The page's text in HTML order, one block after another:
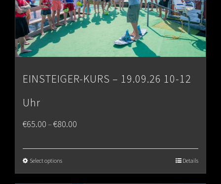
EINSTEIGER-KURS – 19.09.26 10-12
Uhr
€65.00–€80.00
Select options Details